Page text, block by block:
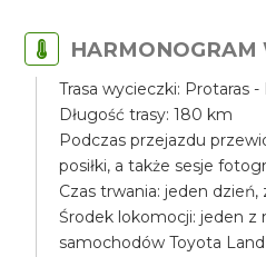
HARMONOGRAM
Trasa wycieczki: Protaras
Długość trasy: 180 km
Podczas przejazdu
posiłki, a także sesje
Czas trwania: jeden
Środek lokomocji: jeden z
samochodów Toyota